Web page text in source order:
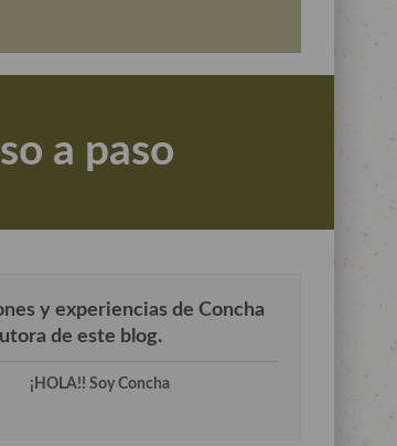
a paso
y experiencias de Concha
de este blog.
¡HOLA!! Soy Concha